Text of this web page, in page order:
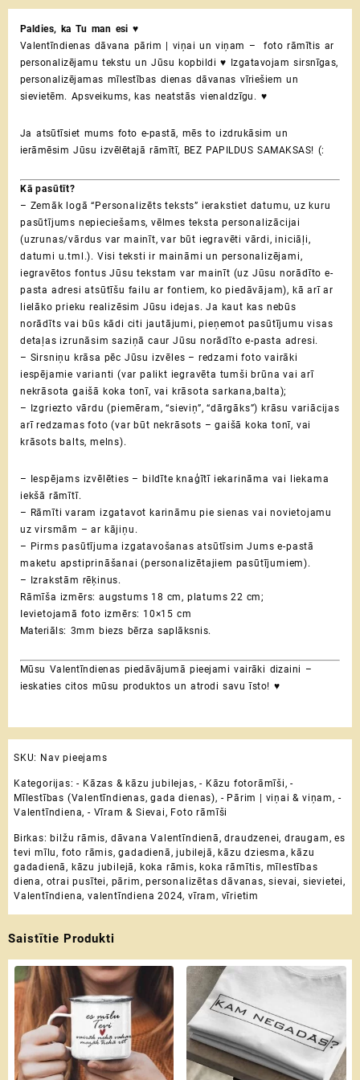
foto
rāmītis
ar
tekstu
un
foto
|
otrai
pusītei
Valentīndienā
daudzums
Paldies, ka Tu man esi ♥
Valentīndienas dāvana pārim | viņai un viņam – foto rāmītis ar
personalizējamu tekstu un Jūsu kopbildi ♥ Izgatavojam sirsnīgas,
personalizējamas mīlestības dienas dāvanas vīriešiem un
sievietēm. Apsveikums, kas neatstās vienaldzīgu. ♥
Ja atsūtīsiet mums foto e-pastā, mēs to izdrukāsim un
ierāmēsim Jūsu izvēlētajā rāmītī, BEZ PAPILDUS SAMAKSAS! (:
Kā pasūtīt?
– Zemāk logā “Personalizēts teksts” ierakstiet datumu, uz kuru
pasūtījums nepieciešams, vēlmes teksta personalizācijai
(uzrunas/vārdus var mainīt, var būt iegravēti vārdi, iniciāļi,
datumi u.tml.). Visi teksti ir maināmi un personalizējami,
iegravētos fontus Jūsu tekstam var mainīt (uz Jūsu norādīto e-
pasta adresi atsūtīšu failu ar fontiem, ko piedāvājam), kā arī ar
lielāko prieku realizēsim Jūsu idejas. Ja kaut kas nebūs
norādīts vai būs kādi citi jautājumi, pieņemot pasūtījumu visas
detaļas izrunāsim saziņā caur Jūsu norādīto e-pasta adresi.
– Sirsniņu krāsa pēc Jūsu izvēles – redzami foto vairāki
iespējamie varianti (var palikt iegravēta tumši brūna vai arī
nekrāsota gaišā koka tonī, vai krāsota sarkana,balta);
– Izgriezto vārdu (piemēram, “sieviņ”, “dārgāks”) krāsu variācijas
arī redzamas foto (var būt nekrāsots – gaišā koka tonī, vai
krāsots balts, melns).
– Iespējams izvēlēties – bildīte knaģītī iekarināma vai liekama
iekšā rāmītī.
– Rāmīti varam izgatavot karināmu pie sienas vai novietojamu
uz virsmām – ar kājiņu.
– Pirms pasūtījuma izgatavošanas atsūtīsim Jums e-pastā
maketu apstiprināšanai (personalizētajiem pasūtījumiem).
– Izrakstām rēķinus.
Rāmīša izmērs: augstums 18 cm, platums 22 cm;
Ievietojamā foto izmērs: 10×15 cm
Materiāls: 3mm biezs bērza saplāksnis.
Mūsu Valentīndienas piedāvājumā pieejami vairāki dizaini –
ieskaties citos mūsu produktos un atrodi savu īsto! ♥
SKU: Nav pieejams
Kategorijas:- Kāzas & kāzu jubilejas,- Kāzu fotorāmīši,-
Mīlestības (Valentīndienas, gada dienas), - Pārim | viņai & viņam, -
Valentīndiena,- Vīram & Sievai, Foto rāmīši
Birkas: bilžu rāmis, dāvana Valentīndienā,draudzenei,draugam,es
tevi mīlu, foto rāmis,gadadienā,jubilejā, kāzu dziesma, kāzu
gadadienā, kāzu jubilejā, koka rāmis, koka rāmītis, mīlestības
diena, otrai pusītei, pārim,personalizētas dāvanas,sievai, sievietei,
Valentīndiena,valentīndiena 2024,vīram, vīrietim
Saistītie Produkti